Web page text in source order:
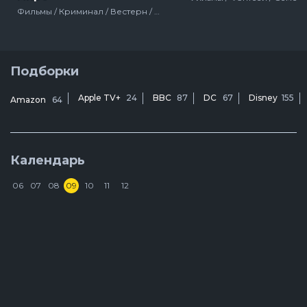
Подборки
Amazon 64 Apple TV+ 24 BBC 87 DC 67 Disney 155
Календарь
06 07 08 09 10 11 12